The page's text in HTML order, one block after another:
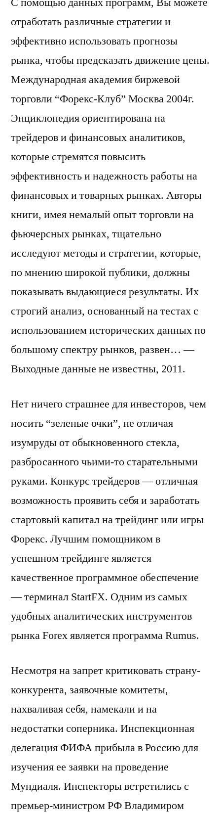
отработать различные стратегии и
эффективно использовать прогнозы
рынка, чтобы предсказать движение цены.
Международная академия биржевой
торговли “Форекс-Клуб” Москва 2004г.
Энциклопедия ориентирована на
трейдеров и финансовых аналитиков,
которые стремятся повысить
эффективность и надежность работы на
финансовых и товарных рынках. Авторы
книги, имея немалый опыт торговли на
фьючерсных рынках, тщательно
исследуют методы и стратегии, которые,
по мнению широкой публики, должны
показывать выдающиеся результаты. Их
строгий анализ, основанный на тестах с
использованием исторических данных по
большому спектру рынков, развен… —
Выходные данные не известны, 2011.
Нет ничего страшнее для инвесторов, чем
носить “зеленые очки”, не отличая
изумруды от обыкновенного стекла,
разбросанного чьими-то старательными
руками. Конкурс трейдеров — отличная
возможность проявить себя и заработать
стартовый капитал на трейдинг или игры
Форекс. Лучшим помощником в
успешном трейдинге является
качественное программное обеспечение
— терминал StartFX. Одним из самых
удобных аналитических инструментов
рынка Forex является программа Rumus.
Несмотря на запрет критиковать страну-
конкурента, заявочные комитеты,
нахваливая себя, намекали и на
недостатки соперника. Инспекционная
делегация ФИФА прибыла в Россию для
изучения ее заявки на проведение
Мундиаля. Инспекторы встретились с
премьер-министром РФ Владимиром